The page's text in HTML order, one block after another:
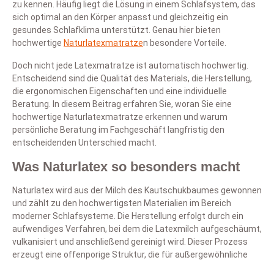
zu kennen. Häufig liegt die Lösung in einem Schlafsystem, das
sich optimal an den Körper anpasst und gleichzeitig ein
gesundes Schlafklima unterstützt. Genau hier bieten
hochwertige Naturlatexmatratzen besondere Vorteile.
Doch nicht jede Latexmatratze ist automatisch hochwertig.
Entscheidend sind die Qualität des Materials, die Herstellung,
die ergonomischen Eigenschaften und eine individuelle
Beratung. In diesem Beitrag erfahren Sie, woran Sie eine
hochwertige Naturlatexmatratze erkennen und warum
persönliche Beratung im Fachgeschäft langfristig den
entscheidenden Unterschied macht.
Was Naturlatex so besonders macht
Naturlatex wird aus der Milch des Kautschukbaumes gewonnen
und zählt zu den hochwertigsten Materialien im Bereich
moderner Schlafsysteme. Die Herstellung erfolgt durch ein
aufwendiges Verfahren, bei dem die Latexmilch aufgeschäumt,
vulkanisiert und anschließend gereinigt wird. Dieser Prozess
erzeugt eine offenporige Struktur, die für außergewöhnliche